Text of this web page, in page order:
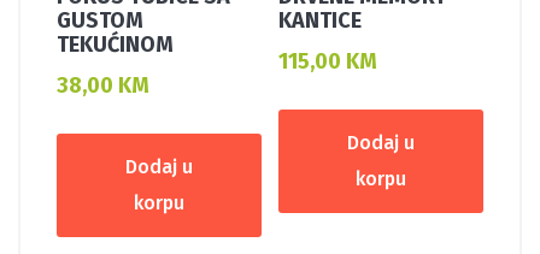
GUSTOM
TEKUĆINOM
38,00 KM
Dodaj u
korpu
KANTICE
115,00 KM
Dodaj u
korpu